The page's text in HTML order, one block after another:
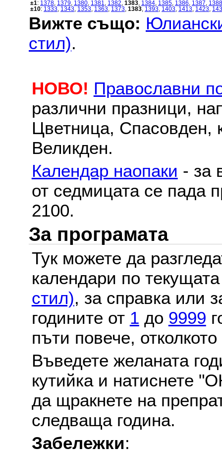
±1: 1378 1379 1380 1381 1382 1383 1384 1385 1386 1387
1388
±10: 1333 1343 1353 1363 1373 1383 1393 1403 1413 1423
Вижте също:
стил).
НОВО! Православни
различни празници,
Цветница, Спасовден,
Великден.
Календар наопаки - за
от седмицата се пада
2100.
За програмата
Тук можете да
календари по
стил), за справка или
годините от 1 до 9999
пъти повече,
Въведете желаната
кутийка и натиснете
да щракнете на
следваща година.
Забележки: